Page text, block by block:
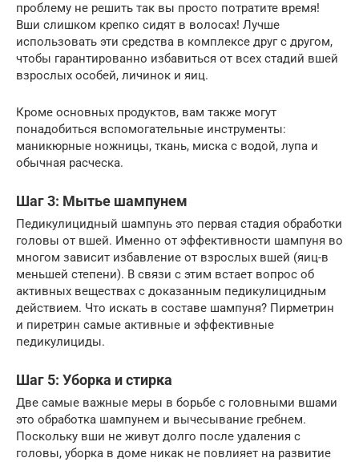
проблему не решить так вы просто потратите время!
Вши слишком крепко сидят в волосах! Лучше
использовать эти средства в комплексе друг с другом,
чтобы гарантированно избавиться от всех стадий вшей
взрослых особей, личинок и яиц.
Кроме основных продуктов, вам также могут
понадобиться вспомогательные инструменты:
маникюрные ножницы, ткань, миска с водой, лупа и
обычная расческа.
Шаг 3: Мытье шампунем
Педикулицидный шампунь это первая стадия обработки
головы от вшей. Именно от эффективности шампуня во
многом зависит избавление от взрослых вшей (яиц-в
меньшей степени). В связи с этим встает вопрос об
активных веществах с доказанным педикулицидным
действием. Что искать в составе шампуня? Пирметрин
и пиретрин самые активные и эффективные
педикулициды.
Шаг 5: Уборка и стирка
Две самые важные меры в борьбе с головными вшами
это обработка шампунем и вычесывание гребнем.
Поскольку вши не живут долго после удаления с
головы, уборка в доме никак не повлияет на развитие